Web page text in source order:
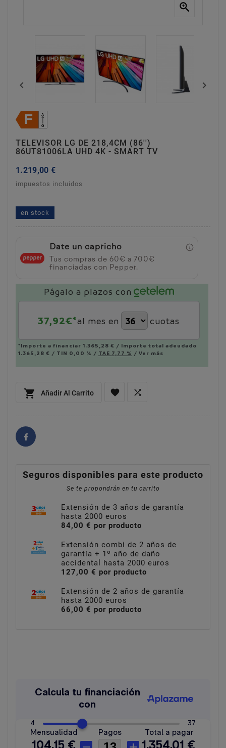

 
TELEVISOR LG DE 218,4CM (86'')
86UT81006LA UHD 4K - SMART TV
1.219,00 €
impuestos incluidos
smart tv
en stock
Date un capricho
Tus compras de 60€ a 700€
financiadas con Pepper.
Págalo a plazos con
37,92€*al mes en cuotas
*Importe a financiar 1.365,28 € / Importe total adeudado
1.365,28 € / TIN 0,00 % / TAE 7,77 % / Ver más
 Añadir Al Carrito  
Seguros disponibles para este producto
Se te propondrán en tu carrito
Extensión de 3 años de garantía
hasta 2000 euros
84,00 € por producto
Extensión combi de 2 años de
garantía + 1º año de daño
accidental hasta 2000 euros
127,00 € por producto
Extensión de 2 años de garantía
hasta 2000 euros
66,00 € por producto